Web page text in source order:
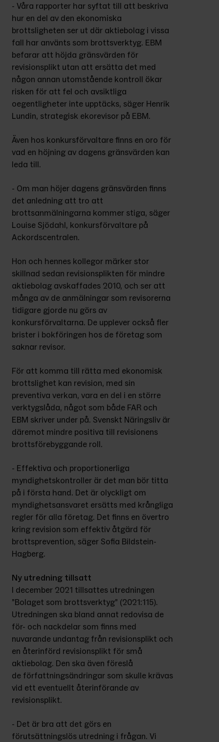
- Våra rapporter har syftat till att beskriva
hur en del av den ekonomiska
brottsligheten ser ut där aktiebolag i vissa
fall har använts som brottsverktyg. EBM
befarar att höjda gränsvärden för
revisionsplikt utan att ersätta det med
någon annan utomstående kontroll ökar
risken för att fel och avsiktliga
oegentligheter inte upptäcks, säger Henrik
Lundin, strategisk ekorevisor på EBM.
Även hos konkursförvaltare finns en oro för
vad en höjning av dagens gränsvärden kan
leda till.
- Om man höjer dagens gränsvärden finns
det anledning att tro att
brottsanmälningarna kommer stiga, säger
Louise Sjödahl, konkursförvaltare på
Ackordscentralen.
Hon och hennes kollegor märker stor
skillnad sedan revisionsplikten för mindre
aktiebolag avskaffades 2010, och ser att
många av de anmälningar som revisorerna
tidigare gjorde nu görs av
konkursförvaltarna. De upplever också fler
brister i bokföringen hos de företag som
saknar revisor.
För att komma till rätta med ekonomisk
brottslighet kan revision, med sin
preventiva verkan, vara en del i en större
verktygslåda, något som både FAR och
EBM skriver under på. Svenskt Näringsliv är
däremot mindre positiva till revisionens
brottsförebyggande roll.
- Effektiva och proportionerliga
myndighetskontroller är det man bör titta
på i första hand. Det är olyckligt om
myndighetsansvaret ersätts med krångliga
regler för alla företag. Det finns en övertro
kring revision som effektiv åtgärd för
brottsprevention, säger Sofia Bildstein-
Hagberg.
Ny utredning tillsatt
I december 2021 tillsattes utredningen
”Bolaget som brottsverktyg” (2021:115).
Utredningen ska bland annat redovisa de
för- och nackdelar som finns med
nuvarande undantag från revisionsplikt och
en återinförd revisionsplikt för små
aktiebolag. Den ska även föreslå
de författningsändringar som skulle krävas
vid ett eventuellt återinförande av
revisionsplikt.
- Det är bra att det görs en
förutsättningslös utredning i frågan. Vi